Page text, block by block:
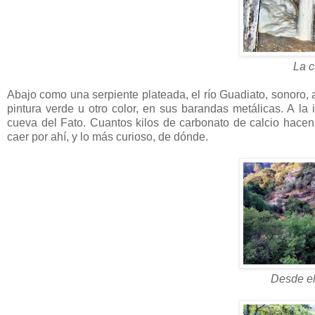
La
Abajo como una serpiente plateada, el río Guadiato,
pintura verde u otro color, en sus barandas metálicas. A
cueva del Fato. Cuantos kilos de carbonato de calcio
caer por ahí, y lo más curioso, de dónde.
Desde